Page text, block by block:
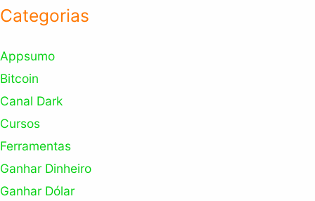
Categorias
Appsumo
Bitcoin
Canal Dark
Cursos
Ferramentas
Ganhar Dinheiro
Ganhar Dólar